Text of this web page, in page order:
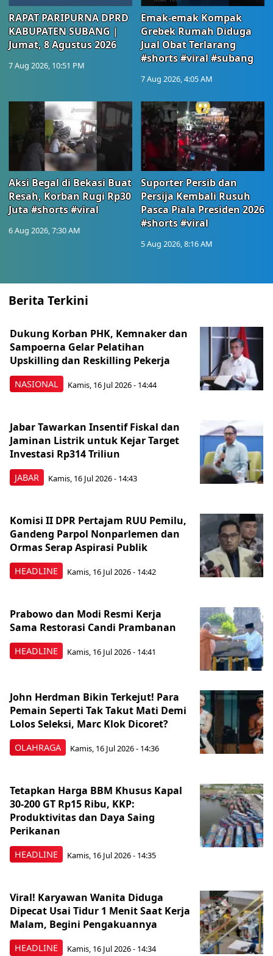
RAPAT PARIPURNA DPRD
KABUPATEN SUBANG |
Jumat, 8 Agustus 2026
7 Aug 2026, 10:51 PM
Emak-emak Kompak
Grebek Rumah Diduga
Jual Obat Terlarang
#shorts #viral #subang
7 Aug 2026, 4:05 AM
Aksi Begal di Bekasi Buat
Resah, Korban Rugi Rp30
Juta #shorts #viral
6 Aug 2026, 7:30 AM
Suporter Persib dan
Persija Kembali Rusuh
Pasca Piala Presiden 2026
#shorts #viral
5 Aug 2026, 8:16 AM
Berita Terkini
NASIONAL
Dukung Korban PHK, Kemnaker dan
Sampoerna Gelar Pelatihan
Upskilling dan Reskilling Pekerja
Kamis, 16 Jul 2026 - 14:44
JABAR
Jabar Tawarkan Insentif Fiskal dan
Jaminan Listrik untuk Kejar Target
Investasi Rp314 Triliun
Kamis, 16 Jul 2026 - 14:43
HEADLINE
Komisi II DPR Pertajam RUU Pemilu,
Gandeng Parpol Nonparlemen dan
Ormas Serap Aspirasi Publik
Kamis, 16 Jul 2026 - 14:42
HEADLINE
Prabowo dan Modi Resmi Kerja
Sama Restorasi Candi Prambanan
Kamis, 16 Jul 2026 - 14:41
OLAHRAGA
John Herdman Bikin Terkejut! Para
Pemain Seperti Tak Takut Mati Demi
Lolos Seleksi, Marc Klok Dicoret?
Kamis, 16 Jul 2026 - 14:36
HEADLINE
Tetapkan Harga BBM Khusus Kapal
30-200 GT Rp15 Ribu, KKP:
Produktivitas dan Daya Saing
Perikanan
Kamis, 16 Jul 2026 - 14:35
HEADLINE
Viral! Karyawan Wanita Diduga
Dipecat Usai Tidur 1 Menit Saat Kerja
Malam, Begini Pengakuannya
Kamis, 16 Jul 2026 - 14:34